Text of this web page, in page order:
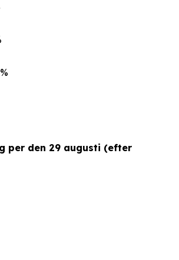
per den 29 augusti (efter